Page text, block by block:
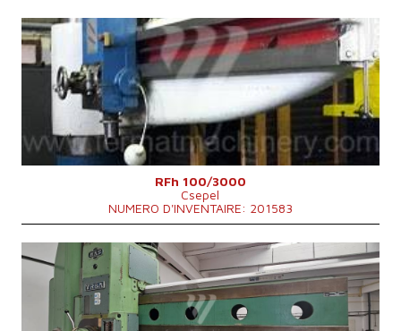
Année de production:
0
Diamètre maxi de forage
100 mm
Cone de la broche
Mo 6 .
Max. chemin de broche le long du bras3000 mm
Dimensions hors tout
4390x1550x4130 mm
Poids totale de la machine
14500 kg
Système de contrôle
NON
RFh 100/3000
Csepel
NUMERO D'INVENTAIRE: 201583
Année de production:
0
Diamètre maxi de forage
63 mm
Cone de la broche
MORSE 5 .
Réglage vertical maxi de bras 950 mm
Surface de serrage de la table290 x 1080 mm